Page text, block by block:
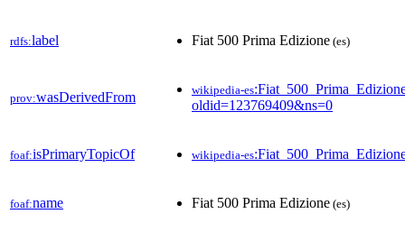
rdfs:label Fiat 500 Prima Edizione (es)
prov:wasDerivedFrom wikipedia-es
oldid=123769409&ns=0
foaf:isPrimaryTopicOf wikipedia-es
foaf:name Fiat 500 Prima Edizione (es)